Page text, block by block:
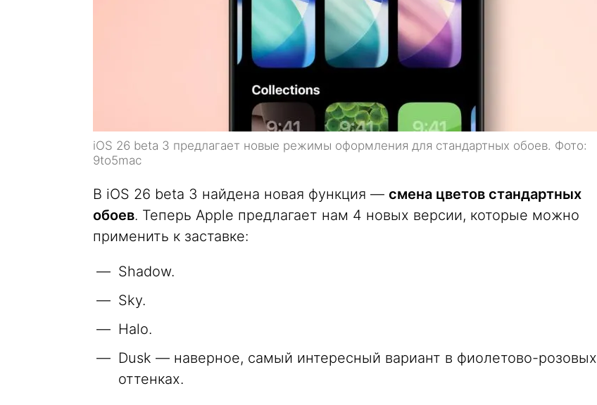
iOS 26 beta 3 предлагает новые режимы оформления для стандартных обоев. Фото:
9to5mac
В iOS 26 beta 3 найдена новая функция — смена цветов стандартных
обоев. Теперь Apple предлагает нам 4 новых версии, которые можно
применить к заставке:
Shadow.
Sky.
Halo.
Dusk — наверное, самый интересный вариант в фиолетово-розовых
оттенках.